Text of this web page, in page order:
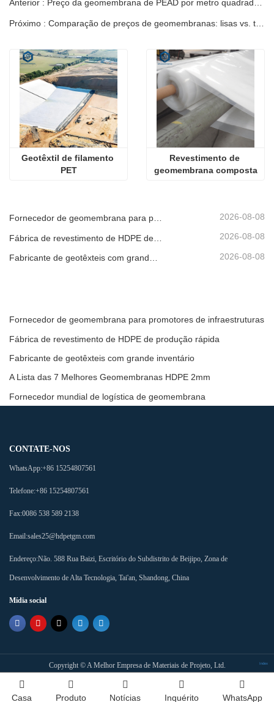
Geotêxtil de filamento
PET
Revestimento de
geomembrana composta
Fornecedor de geomembrana para promotores de infraestruturas 2026-08-08
2026-08-08
2026-08-08
Fornecedor de geomembrana para promotores de infraestruturas
Fábrica de revestimento de HDPE de produção rápida
Fabricante de geotêxteis com grande inventário
A Lista das 7 Melhores Geomembranas HDPE 2mm
Fornecedor mundial de logística de geomembrana
CONTATE-NOS
WhatsApp:+86 15254807561
Telefone:+86 15254807561
Fax:0086 538 589 2138
Email:sales25@hdpetgm.com
Endereço:Não. 588 Rua Baizi, Escritório do Subdistrito de Beijipo, Zona de
Desenvolvimento de Alta Tecnologia, Tai'an, Shandong, China
Mídia social
Copyright ©A Melhor Empresa de Materiais de Projeto, Ltd. Index
Casa Produto Notícias Inquérito WhatsApp